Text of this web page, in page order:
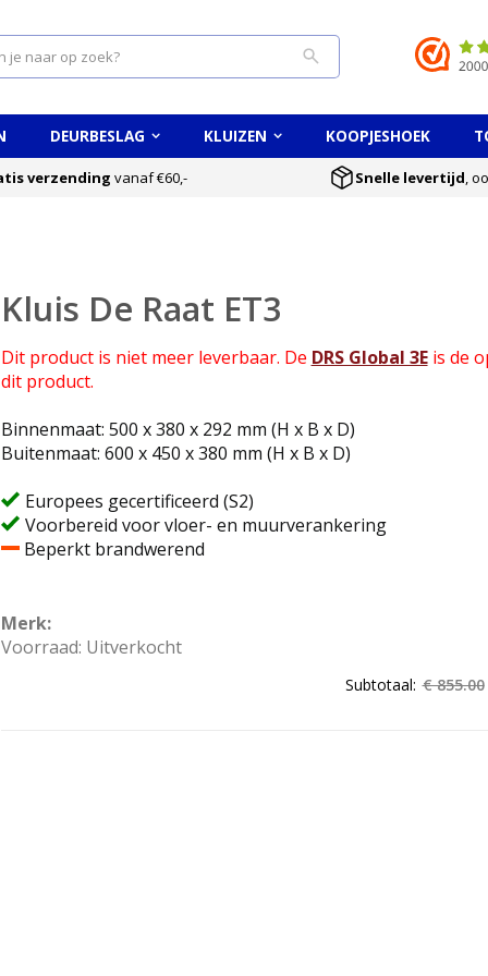
Search
DEURBESLAG KLUIZEN KOOPJESHOEK
verzending vanaf €60,- Snelle levertijd,
Kluis De Raat ET3
Dit product is niet meer leverbaar. De DRS Global 3Eis de
dit product.
Binnenmaat: 500 x 380 x 292 mm (H x B x D)
Buitenmaat: 600 x 450 x 380 mm (H x B x D)
Europees gecertificeerd (S2)
Voorbereid voor vloer- en muurverankering
Beperkt brandwerend
Merk:
Voorraad: Uitverkocht
Subtotaal: € 855.00